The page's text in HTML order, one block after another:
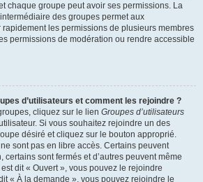
chaque groupe peut avoir ses permissions. La
des groupes permet aux
les permissions de plusieurs membres
permissions de modération ou rendre accessible
d’utilisateurs et comment les rejoindre ?
cliquez sur le lien Groupes d’utilisateurs
Si vous souhaitez rejoindre un des
désiré et cliquez sur le bouton approprié.
sont pas en libre accès. Certains peuvent
sont fermés et d’autres peuvent même
dit « Ouvert », vous pouvez le rejoindre
« À la demande », vous pouvez rejoindre le